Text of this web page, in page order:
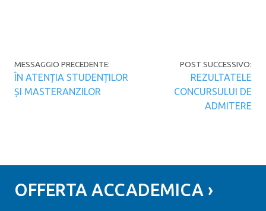
MESSAGGIO PRECEDENTE:
ÎN ATENȚIA STUDENȚILOR
ȘI MASTERANZILOR
POST SUCCESSIVO:
REZULTATELE
CONCURSULUI DE
ADMITERE
OFFERTA ACCADEMICA ›